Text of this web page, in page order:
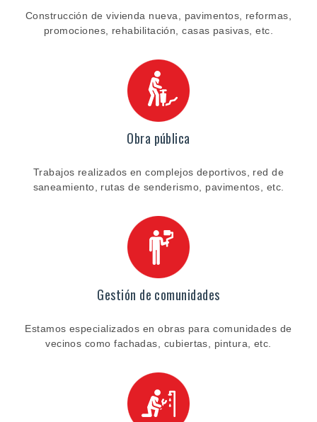
Construcción de vivienda nueva, pavimentos, reformas,
promociones, rehabilitación, casas pasivas, etc.
Obra pública
Trabajos realizados en complejos deportivos, red de
saneamiento, rutas de senderismo, pavimentos, etc.
Gestión de comunidades
Estamos especializados en obras para comunidades de
vecinos como fachadas, cubiertas, pintura, etc.